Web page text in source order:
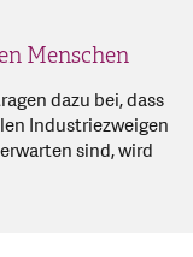
Menschen
dazu bei, dass
Industriezweigen
sind, wird